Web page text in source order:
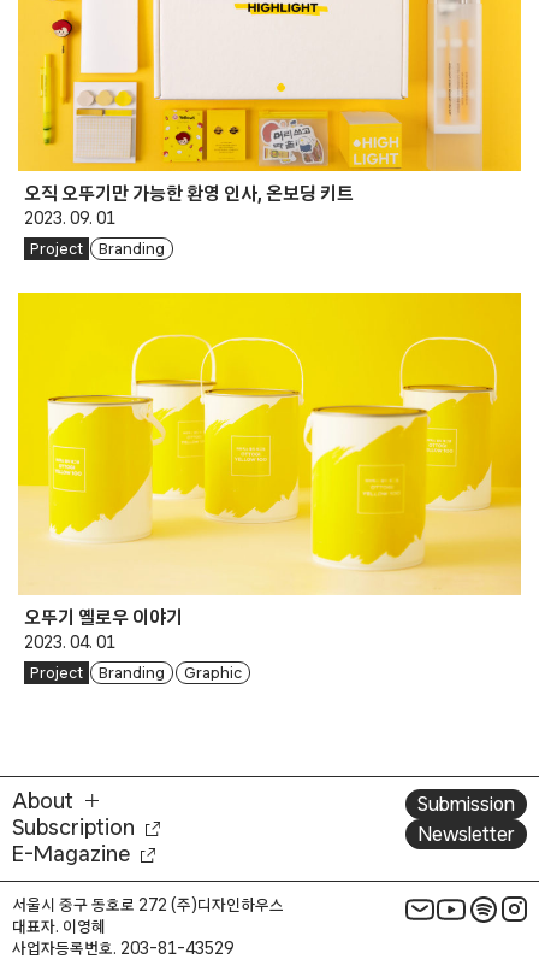
오직 오뚜기만 가능한 환영 인사, 온보딩 키트
2023. 09. 01
Project Branding
오뚜기 옐로우 이야기
2023. 04. 01
Project Branding Graphic
About
Subscription
E-Magazine
Submission
Newsletter
서울시 중구 동호로 272 (주)디자인하우스
대표자. 이영혜
사업자등록번호. 203-81-43529